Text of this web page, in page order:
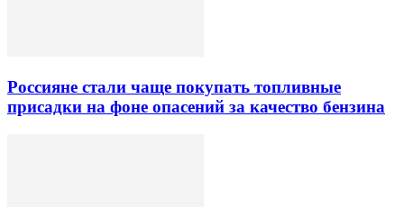
Россияне стали чаще покупать топливные
присадки на фоне опасений за качество бензина